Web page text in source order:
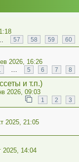
57 58 59 60
2026, 16:26
… 5 6 7 8
и т.п.)
2026, 09:03
1 2 3
2025, 21:05
2025, 14:04